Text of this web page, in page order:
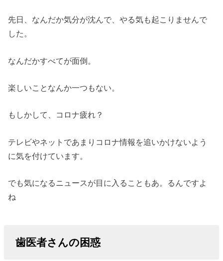
先日、なんだか気分が沈んで、やる気も起こりませんで
した。
なんだかすべてが面倒。
楽しいことなんか一つもない。
もしかして、コロナ疲れ？
テレビやネットであまりコロナ情報を追いかけないよう
に気を付けています。
でも気になるニュースが目に入ることもあ。るんですよ
ね
歯医者さんの困惑